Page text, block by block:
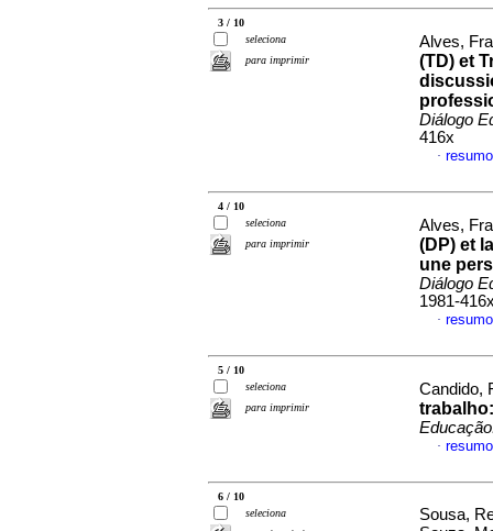
3 / 10
seleciona
para imprimir
Alves,
(TD) et
Diálogo
416x
·
4 / 10
seleciona
para imprimir
Alves,
(DP) et
une
Diálogo
1981-
·
5 / 10
seleciona
para imprimir
Candido,
·
6 / 10
seleciona
Sousa,